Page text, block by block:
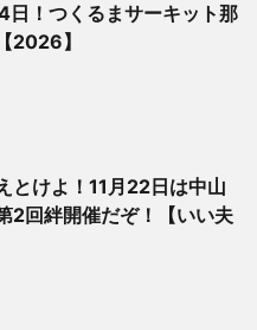
日！つくるまサーキット那
2026】
とけよ！11月22日は中山
2回絆開催だぞ！【いい夫